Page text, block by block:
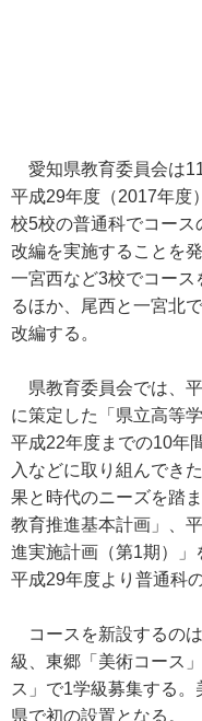
愛知県教育委員会は11
平成29年度（2017年度
校5校の普通科でコース
改編を実施することを発
一宮西など3校でコース
るほか、尾西と一宮北
改編する。
県教育委員会では、
に策定した「県立高等
平成22年度までの10年
入などに取り組んでき
果と時代のニーズを踏
教育推進基本計画」、
進実施計画（第1期）」
平成29年度より普通科
コースを新設するの
級、東郷「美術コース
ス」で1学級募集する
県で初の設置となる。